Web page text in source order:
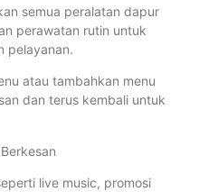
semua peralatan dapur
perawatan rutin untuk
pelayanan.
atau tambahkan menu
dan terus kembali untuk
live music, promosi